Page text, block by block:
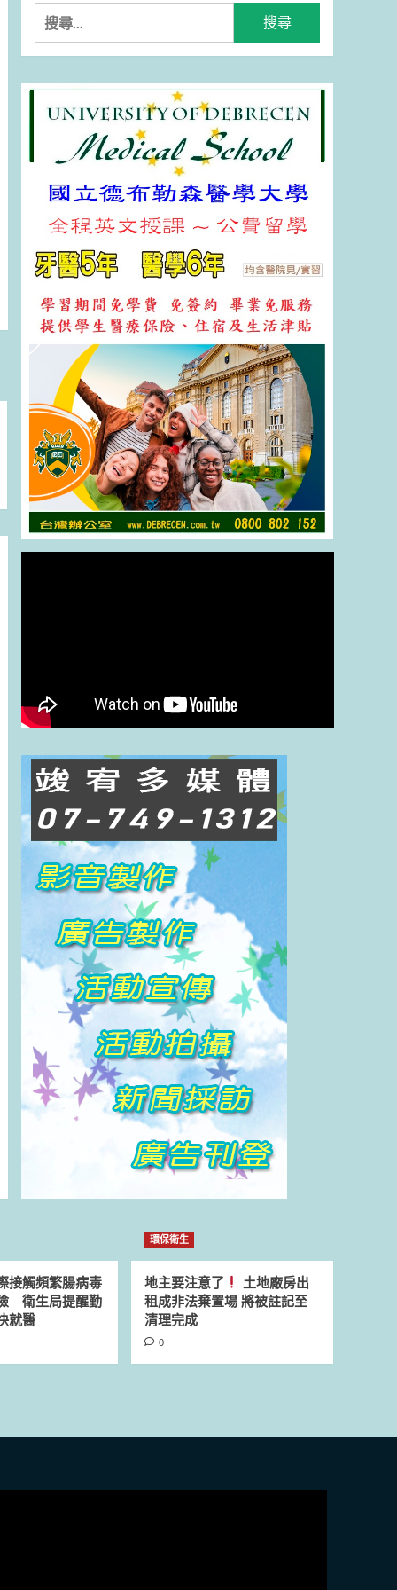
搜
尋
關
鍵
接觸頻繁腸病毒
衛生局提醒勤
就醫
環保衛生
地主要注意了
土地廠房出
租成非法棄置場 將被註記至
清理完成
0